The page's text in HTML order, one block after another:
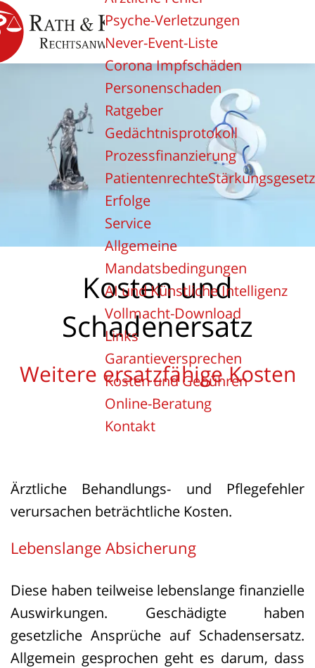
Psyche-Verletzungen
Never-Event-Liste
Corona Impfschäden
Personenschaden
Ratgeber
Gedächtnisprotokoll
Prozessfinanzierung
PatientenrechteStärkungsgesetz
Erfolge
Service
Allgemeine
Mandatsbedingungen
AI und Künstliche Intelligenz
Vollmacht-Download
Links
Garantieversprechen
Kosten und Gebühren
Online-Beratung
Kontakt
Kosten und
Schadenersatz
Weitere ersatzfähige Kosten
Ärztliche Behandlungs- und Pflegefehler
verursachen beträchtliche Kosten.
Lebenslange Absicherung
Diese haben teilweise lebenslange finanzielle
Auswirkungen. Geschädigte haben
gesetzliche Ansprüche auf Schadensersatz.
Allgemein gesprochen geht es darum, dass